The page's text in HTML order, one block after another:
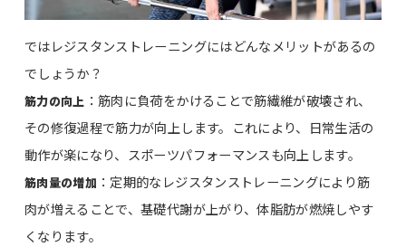
ではレジスタンストレーニングにはどんなメリットがあるの
でしょうか？
筋力の向上 ：筋肉に負荷をかけることで筋繊維が破壊され、
その修復過程で筋力が向上します。これにより、日常生活の
動作が楽になり、スポーツパフォーマンスも向上します。
筋肉量の増加 ：定期的なレジスタンストレーニングにより筋
肉が増えることで、基礎代謝が上がり、体脂肪が燃焼しやす
くなります。